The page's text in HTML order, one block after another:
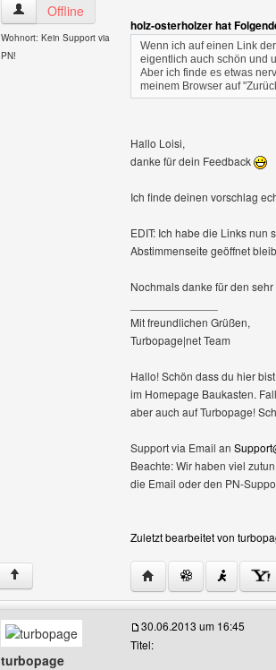
turbopage Benutzer-Profile anzeigen
Offline
Wohnort: Kein Support via
PN!
holz-osterholzer hat
Wenn ich auf einen Link
eigentlich auch schön und
Aber ich finde es etwas
meinem Browser auf
Hallo Loisi,
danke für dein Feedback
Ich finde deinen vorschlag
EDIT: Ich habe die Links
Abstimmenseite geöffnet
Nochmals danke für den
Mit freundlichen Grüßen,
Turbopage|net Team
Hallo! Schön dass du hier
im Homepage Baukasten.
aber auch auf Turbopage!
Support via Email an
Beachte: Wir haben viel
die Email oder den PN-
Zuletzt bearbeitet von
↑ Website dieses
turbopage
30.06.2013 um 16:45
Titel: